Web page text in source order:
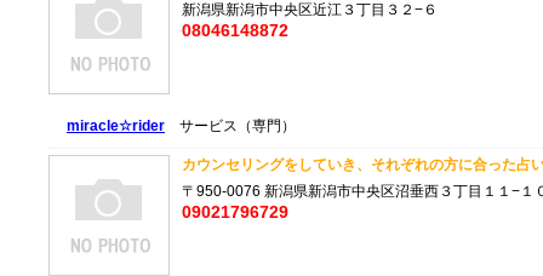
新潟県新潟市中央区近江３丁目３２−６
08046148872
miracle☆rider サービス（専門）
カウンセリングをしていき、それぞれの方に合った占
〒950-0076 新潟県新潟市中央区沼垂西３丁目１１−１
09021796729